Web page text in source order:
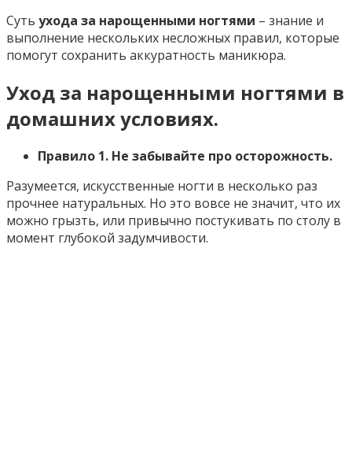
Суть ухода за нарощенными ногтями – знание и
выполнение нескольких несложных правил, которые
помогут сохранить аккуратность маникюра.
Уход за нарощенными ногтями в
домашних условиях.
Правило 1. Не забывайте про осторожность.
Разумеется, искусственные ногти в несколько раз
прочнее натуральных. Но это вовсе не значит, что их
можно грызть, или привычно постукивать по столу в
момент глубокой задумчивости.